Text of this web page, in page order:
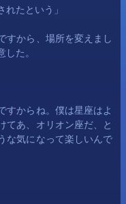
れたという」
すから、場所を変えまし
た。
すからね。僕は星座はよ
てあ、オリオン座だ、と
な気になって楽しいんで